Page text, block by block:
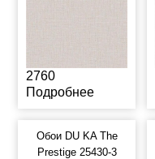
2760
Подробнее
Обои DU KA The
Prestige 25430-3